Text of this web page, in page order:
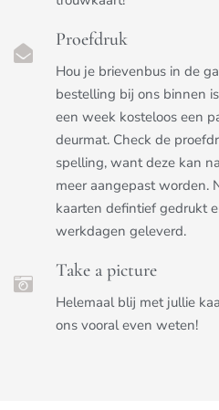
Proefdruk
Hou je brievenbus in de
bestelling bij ons binnen
een week kosteloos een
deurmat. Check de
spelling, want deze kan
meer aangepast worden.
kaarten defintief gedrukt
werkdagen geleverd.
Take a picture
Helemaal blij met jullie
ons vooral even weten!